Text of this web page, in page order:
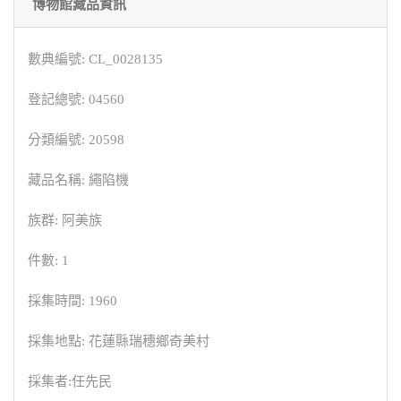
博物館藏品資訊
數典編號: CL_0028135
登記總號: 04560
分類編號: 20598
藏品名稱: 繩陷機
族群: 阿美族
件數: 1
採集時間: 1960
採集地點: 花蓮縣瑞穗鄉奇美村
採集者:任先民